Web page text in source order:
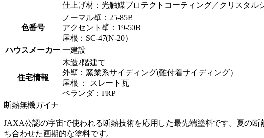
仕上げ材：光触媒プロテクトコーティング／クリスタル
色番号
ノーマル壁：25-85B
アクセント壁：19-50B
屋根：SC-47(N-20）
ハウスメーカー 一建設
住宅情報
木造2階建て
外壁：窯業系サイディング(難付着サイディング）
屋根 ： スレート瓦
ベランダ：FRP
断熱無機ガイナ
JAXA公認の宇宙で使われる断熱技術を応用した最先端塗料です。夏の
ち合わせた画期的な塗料です。